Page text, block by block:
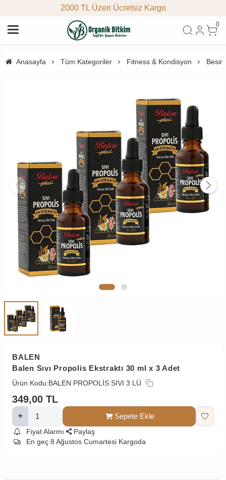
2000 TL Üzeri Ücretsiz Kargo
0
Anasayfa Tüm Kategoriler Fitness & Kondisyon Besin
BALEN
Balen Sıvı Propolis Ekstraktı 30 ml x 3 Adet
Ürün Kodu:BALEN PROPOLİS SIVI 3 LÜ
349,00 TL
Sepete Ekle
Fiyat Alarmı
Paylaş
En geç 8 Ağustos Cumartesi Kargoda